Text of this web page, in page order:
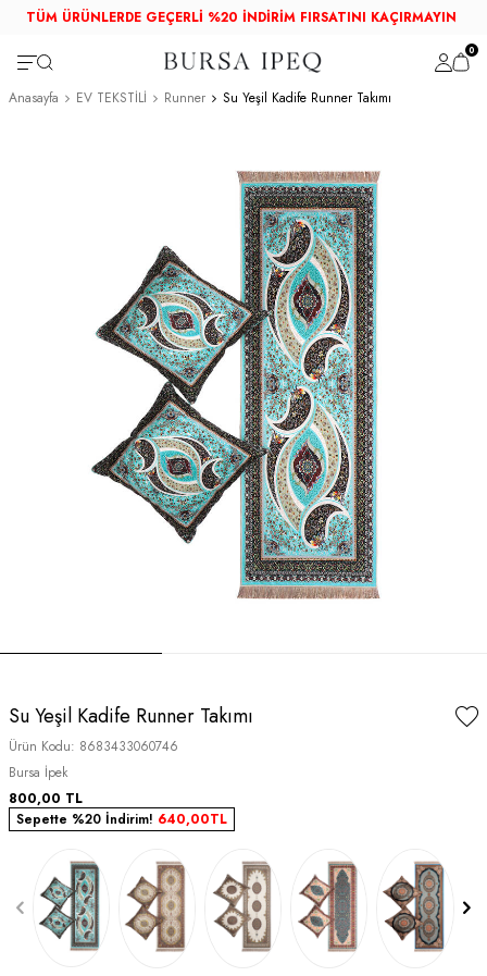
TÜM ÜRÜNLERDE GEÇERLİ %20 İNDİRİM FIRSATINI KAÇIRMAYIN
0
Anasayfa EV TEKSTİLİ Runner Su Yeşil Kadife Runner Takımı
Su Yeşil Kadife Runner Takımı
Ürün Kodu: 8683433060746
Bursa İpek
800,00 TL
Sepette %20 İndirim! 640,00TL